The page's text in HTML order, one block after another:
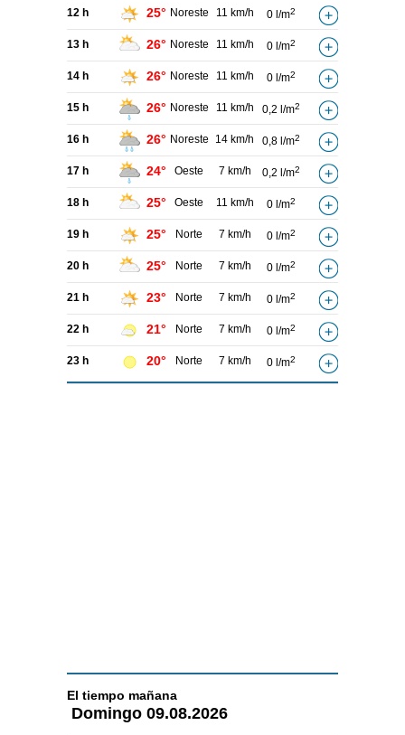
12 h 25° Noreste 11 km/h 0 l/m2
13 h 26° Noreste 11 km/h 0 l/m2
14 h 26° Noreste 11 km/h 0 l/m2
15 h 26° Noreste 11 km/h 0,2 l/m2
16 h 26° Noreste 14 km/h 0,8 l/m2
17 h 24° Oeste 7 km/h 0,2 l/m2
18 h 25° Oeste 11 km/h 0 l/m2
19 h 25° Norte 7 km/h 0 l/m2
20 h 25° Norte 7 km/h 0 l/m2
21 h 23° Norte 7 km/h 0 l/m2
22 h 21° Norte 7 km/h 0 l/m2
23 h 20° Norte 7 km/h 0 l/m2
El tiempo mañana
Domingo 09.08.2026